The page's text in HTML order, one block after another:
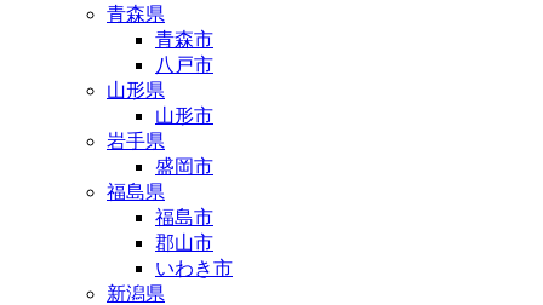
青森県
青森市
八戸市
山形県
山形市
岩手県
盛岡市
福島県
福島市
郡山市
いわき市
新潟県